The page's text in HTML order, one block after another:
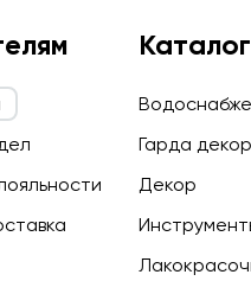
Гарда декор
Декор